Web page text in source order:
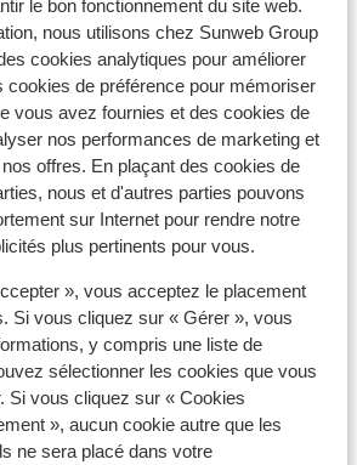
le bon fonctionnement du site web.
nous utilisons chez Sunweb Group
cookies analytiques pour améliorer
cookies de préférence pour mémoriser
vous avez fournies et des cookies de
nos performances de marketing et
offres. En plaçant des cookies de
nous et d'autres parties pouvons
sur Internet pour rendre notre
plus pertinents pour vous.
», vous acceptez le placement
Si vous cliquez sur « Gérer », vous
y compris une liste de
sélectionner les cookies que vous
Si vous cliquez sur « Cookies
», aucun cookie autre que les
ne sera placé dans votre
ville: environ 500 mètres
pistes de ski environ 0 mètres
remontées mécaniques
les plus proches environ 50
le plus proche environ 50
et matériel de ski
mécaniques